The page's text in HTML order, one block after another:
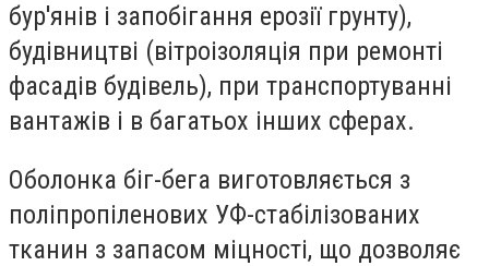
бур'янів і запобігання ерозії грунту),
будівництві (вітроізоляція при ремонті
фасадів будівель), при транспортуванні
вантажів і в багатьох інших сферах.
Оболонка біг-бега виготовляється з
поліпропіленових УФ-стабілізованих
тканин з запасом міцності, що дозволяє